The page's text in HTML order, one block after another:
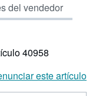
del vendedor
40958
este artículo